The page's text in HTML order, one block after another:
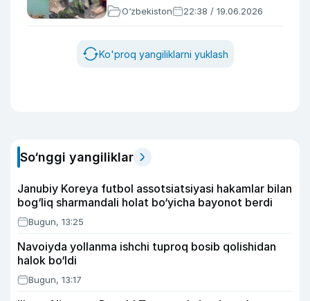
O‘zbekiston 22:38 / 19.06.2026
Ko'proq yangiliklarni yuklash
So‘nggi yangiliklar
Janubiy Koreya futbol assotsiatsiyasi hakamlar bilan
bog‘liq sharmandali holat bo‘yicha bayonot berdi
Bugun, 13:25
Navoiyda yollanma ishchi tuproq bosib qolishidan
halok bo‘ldi
Bugun, 13:17